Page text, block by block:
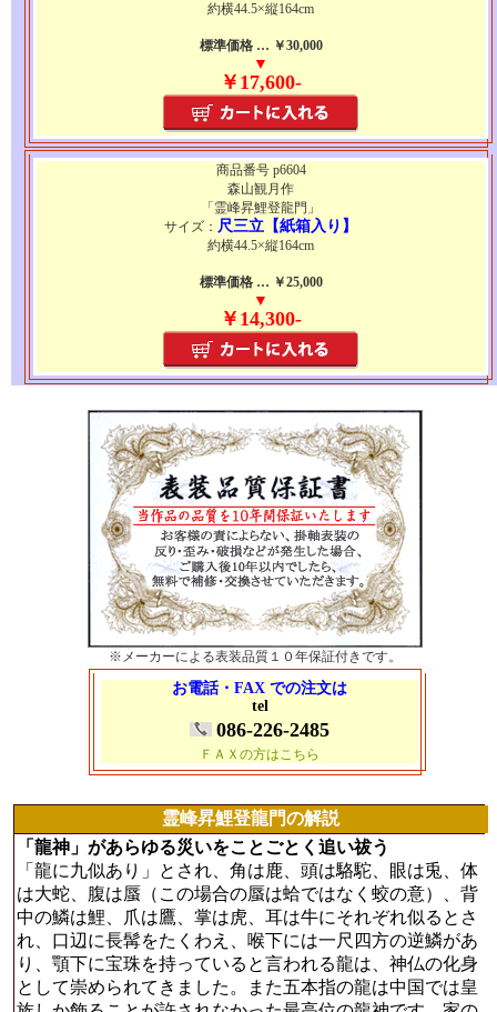
約横44.5×縦164cm
標準価格 … ￥30,000
▼
￥17,600-
商品番号 p6604
森山観月作
「霊峰昇鯉登龍門」
サイズ： 尺三立【紙箱入り】
約横44.5×縦164cm
標準価格 … ￥25,000
▼
￥14,300-
※メーカーによる表装品質１０年保証付きです。
お電話・FAX での注文は
tel
086-226-2485
ＦＡＸの方はこちら
霊峰昇鯉登龍門の解説
「龍神」があらゆる災いをことごとく追い祓う
「龍に九似あり」とされ、角は鹿、頭は駱駝、眼は兎、体
は大蛇、腹は蜃（この場合の蜃は蛤ではなく蛟の意）、背
中の鱗は鯉、爪は鷹、掌は虎、耳は牛にそれぞれ似るとさ
れ、口辺に長髯をたくわえ、喉下には一尺四方の逆鱗があ
り、顎下に宝珠を持っていると言われる龍は、神仏の化身
として崇められてきました。また五本指の龍は中国では皇